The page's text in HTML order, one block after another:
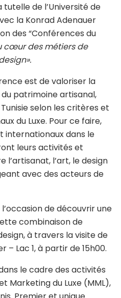
tutelle de l’Université de
la Konrad Adenauer
des “Conférences du
cœur des métiers de
est de valoriser la
patrimoine artisanal,
selon les critères et
du Luxe. Pour ce faire,
internationaux dans le
leurs activités et
l’art, le design
avec des acteurs de
de découvrir une
combinaison de
à travers la visite de
– Lac 1, à partir de 15h00.
le cadre des activités
Marketing du Luxe (MML),